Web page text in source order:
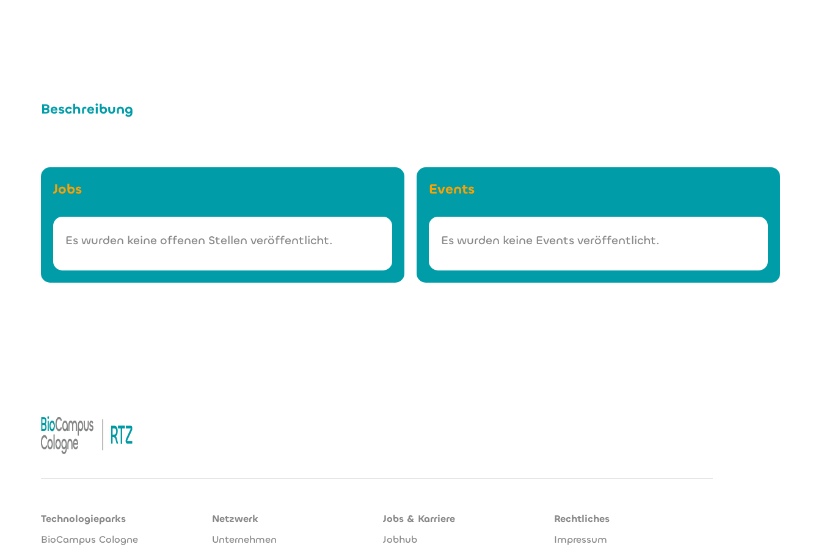
Beschreibung
Jobs
Es wurden keine offenen Stellen veröffentlicht.
Events
Es wurden keine Events veröffentlicht.
Technologieparks
BioCampus Cologne
Netzwerk
Unternehmen
Jobs & Karriere
Jobhub
Rechtliches
Impressum